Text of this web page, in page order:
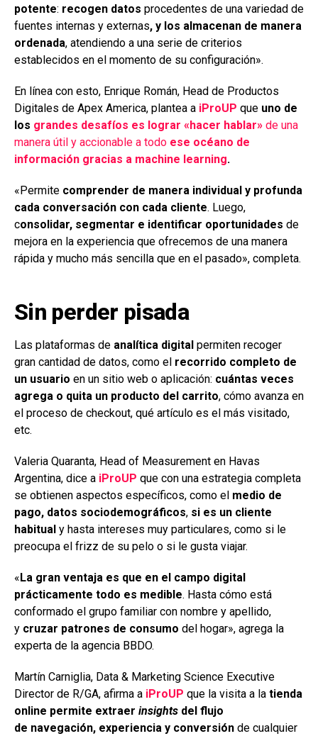
potente: recogen datos procedentes de una variedad de
fuentes internas y externas, y los almacenan de manera
ordenada, atendiendo a una serie de criterios
establecidos en el momento de su configuración».
En línea con esto, Enrique Román, Head de Productos
Digitales de Apex America, plantea a iProUP que uno de
los grandes desafíos es lograr «hacer hablar» de una
manera útil y accionable a todo ese océano de
información gracias a machine learning.
«Permite comprender de manera individual y profunda
cada conversación con cada cliente. Luego,
consolidar, segmentar e identificar oportunidades de
mejora en la experiencia que ofrecemos de una manera
rápida y mucho más sencilla que en el pasado», completa.
Sin perder pisada
Las plataformas de analítica digital permiten recoger
gran cantidad de datos, como el recorrido completo de
un usuario en un sitio web o aplicación: cuántas veces
agrega o quita un producto del carrito, cómo avanza en
el proceso de checkout, qué artículo es el más visitado,
etc.
Valeria Quaranta, Head of Measurement en Havas
Argentina, dice a iProUP que con una estrategia completa
se obtienen aspectos específicos, como el medio de
pago, datos sociodemográficos, si es un cliente
habitual y hasta intereses muy particulares, como si le
preocupa el frizz de su pelo o si le gusta viajar.
« La gran ventaja es que en el campo digital
prácticamente todo es medible. Hasta cómo está
conformado el grupo familiar con nombre y apellido,
y cruzar patrones de consumo del hogar», agrega la
experta de la agencia BBDO.
Martín Carniglia, Data & Marketing Science Executive
Director de R/GA, afirma a iProUP que la visita a la tienda
online permite extraer insights del flujo
de navegación, experiencia y conversión de cualquier